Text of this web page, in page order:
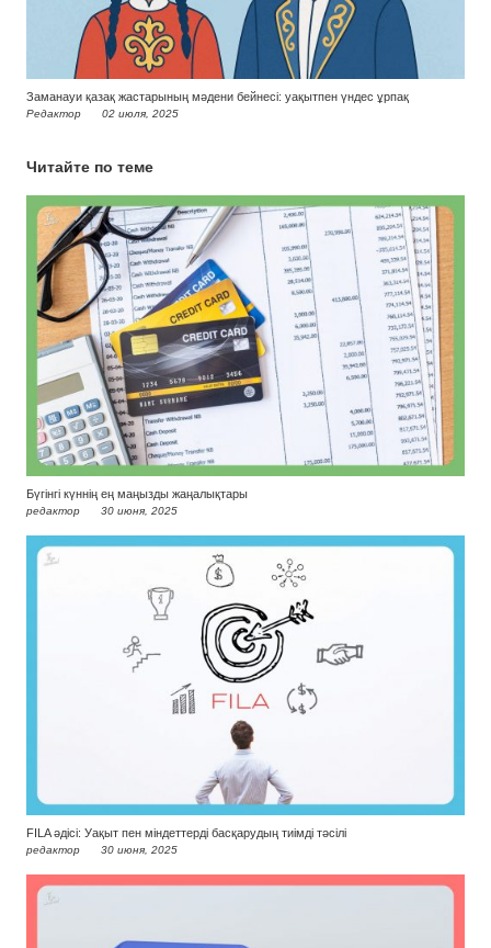
Заманауи қазақ жастарының мәдени бейнесі: уақытпен үндес ұрпақ
Редактор 02 июля, 2025
Читайте по теме
Бүгінгі күннің ең маңызды жаңалықтары
редактор 30 июня, 2025
FILA әдісі: Уақыт пен міндеттерді басқарудың тиімді тәсілі
редактор 30 июня, 2025